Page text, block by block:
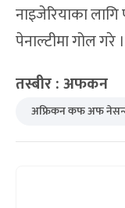
नाइजेरियाका
पेनाल्टीमा गोल गरे ।
तस्बीर : अफकन
अफ्रिकन कफ अफ